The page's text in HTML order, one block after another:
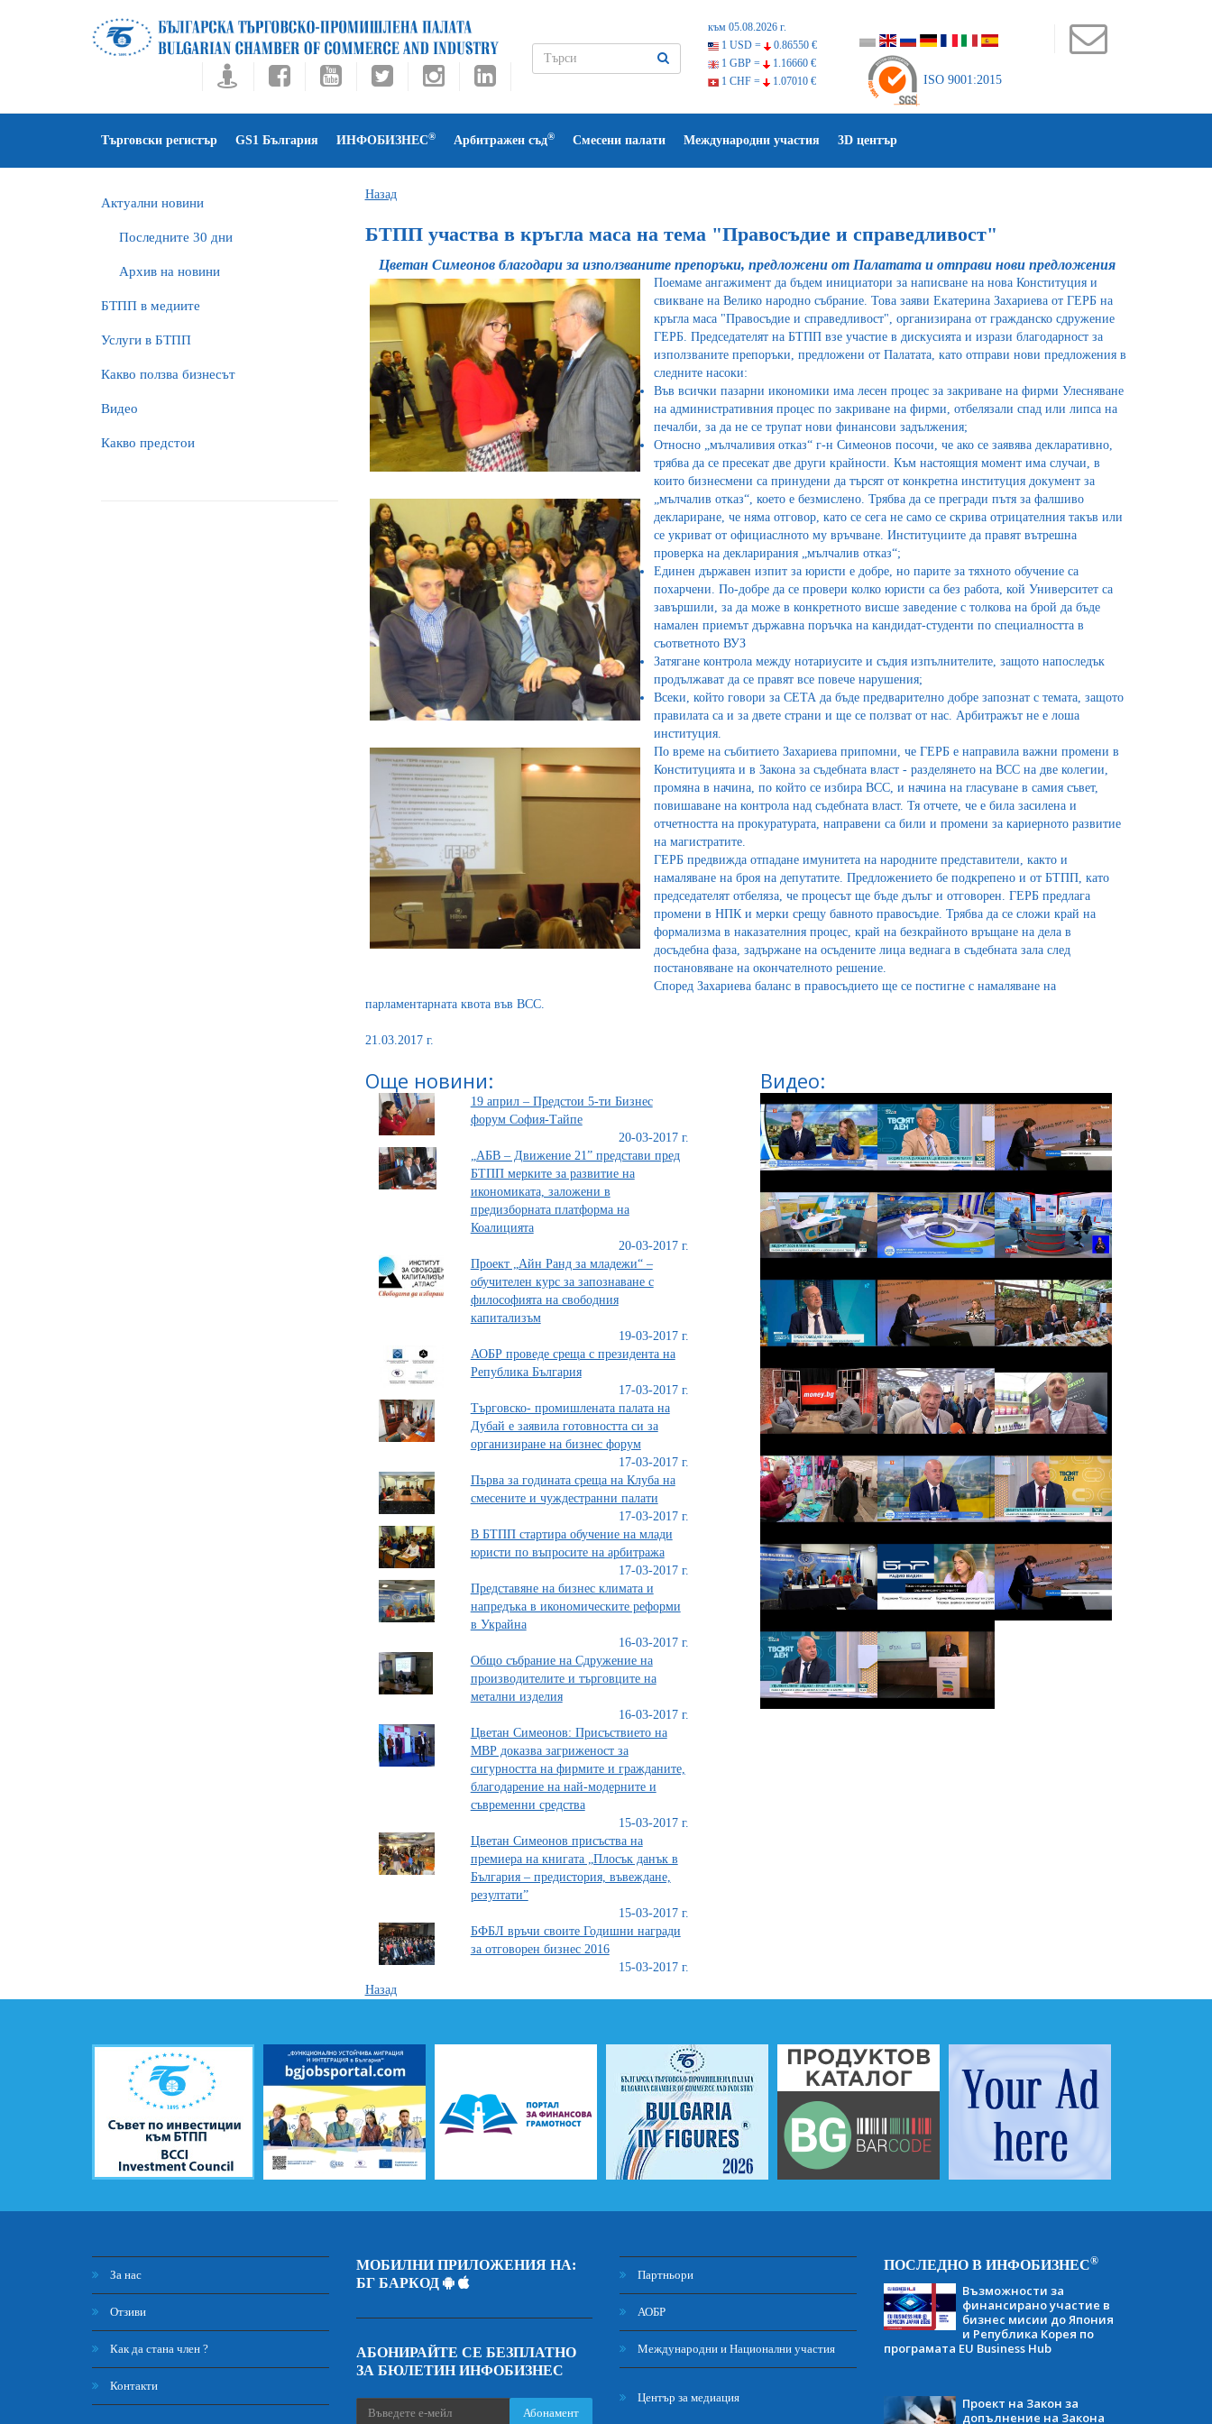
към 05.08.2026 г.
1 USD =
0.86550 €
1 GBP =
1.16660 €
1 CHF =
1.07010 € ISO 9001:2015
Търговски регистър GS1 България ИНФОБИЗНЕС® Арбитражен съд® Смесени палати Международни участия 3D център
Актуални новини
Последните 30 дни
Архив на новини
БTПП в медиите
Услуги в БТПП
Какво ползва бизнесът
Видео
Какво предстои
Назад
БТПП участва в кръгла маса на тема "Правосъдие и справедливост"
Цветан Симеонов благодари за използваните препоръки, предложени от Палатата и отправи нови предложения
Поемаме ангажимент да бъдем инициатори за написване на нова Конституция и
свикване на Велико народно събрание. Това заяви Екатерина Захариева от ГЕРБ на
кръгла маса "Правосъдие и справедливост", организирана от гражданско сдружение
ГЕРБ. Председателят на БТПП взе участие в дискусията и изрази благодарност за
използваните препоръки, предложени от Палатата, като отправи нови предложения в
следните насоки:
Във всички пазарни икономики има лесен процес за закриване на фирми Улесняване
на административния процес по закриване на фирми, отбелязали спад или липса на
печалби, за да не се трупат нови финансови задължения;
Относно „мълчаливия отказ“ г-н Симеонов посочи, че ако се заявява декларативно,
трябва да се пресекат две други крайности. Към настоящия момент има случаи, в
които бизнесмени са принудени да търсят от конкретна институция документ за
„мълчалив отказ“, което е безмислено. Трябва да се прегради пътя за фалшиво
деклариране, че няма отговор, като се сега не само се скрива отрицателния такъв или
се укриват от официаслното му връчване. Институциите да правят вътрешна
проверка на декларирания „мълчалив отказ“;
Единен държавен изпит за юристи e добре, но парите за тяхното обучение са
похарчени. По-добре да се провери колко юристи са без работа, кой Университет са
завършили, за да може в конкретното висше заведение с толкова на брой да бъде
намален приемът държавна поръчка на кандидат-студенти по специалността в
съответното ВУЗ
Затягане контрола между нотариусите и съдия изпълнителите, защото напоследък
продължават да се правят все повече нарушения;
Всеки, който говори за СЕТА да бъде предварително добре запознат с темата, защото
правилата са и за двете страни и ще се ползват от нас. Арбитражът не е лоша
институция.
По време на събитието Захариева припомни, че ГЕРБ е направила важни промени в
Конституцията и в Закона за съдебната власт - разделянето на ВСС на две колегии,
промяна в начина, по който се избира ВСС, и начина на гласуване в самия съвет,
повишаване на контрола над съдебната власт. Тя отчете, че е била засилена и
отчетността на прокуратурата, направени са били и промени за кариерното развитие
на магистратите.
ГЕРБ предвижда отпадане имунитета на народните представители, както и
намаляване на броя на депутатите. Предложението бе подкрепено и от БТПП, като
председателят отбеляза, че процесът ще бъде дълъг и отговорен. ГЕРБ предлага
промени в НПК и мерки срещу бавното правосъдие. Трябва да се сложи край на
формализма в наказателния процес, край на безкрайното връщане на дела в
досъдебна фаза, задържане на осъдените лица веднага в съдебната зала след
постановяване на окончателното решение.
Според Захариева баланс в правосъдието ще се постигне с намаляване на
парламентарната квота във ВСС.
21.03.2017 г.
Още новини:
19 април – Предстои 5-ти Бизнес
форум София-Тайпе
20-03-2017 г.
„АБВ – Движение 21” представи пред
БТПП мерките за развитие на
икономиката, заложени в
предизборната платформа на
Коалицията
20-03-2017 г.
Проект „Айн Ранд за младежи“ –
обучителен курс за запознаване с
философията на свободния
капитализъм
19-03-2017 г.
АОБР проведе среща с президента на
Република България
17-03-2017 г.
Търговско- промишлената палата на
Дубай е заявила готовността си за
организиране на бизнес форум
17-03-2017 г.
Първа за годината среща на Клуба на
смесените и чуждестранни палати
17-03-2017 г.
В БТПП стартира обучение на млади
юристи по въпросите на арбитража
17-03-2017 г.
Представяне на бизнес климата и
напредъка в икономическите реформи
в Украйна
16-03-2017 г.
Общо събрание на Сдружение на
производителите и търговците на
метални изделия
16-03-2017 г.
Цветан Симеонов: Присъствието на
МВР доказва загриженост за
сигурността на фирмите и гражданите,
благодарение на най-модерните и
съвременни средства
15-03-2017 г.
Цветан Симеонов присъства на
премиера на книгата „Плосък данък в
България – предистория, въвеждане,
резултати”
15-03-2017 г.
БФБЛ връчи своите Годишни награди
за отговорен бизнес 2016
15-03-2017 г.
Видео:
Назад
За нас
Отзиви
Как да стана член ?
Контакти
МОБИЛНИ ПРИЛОЖЕНИЯ НА:
БГ БАРКОД
АБОНИРАЙТЕ СЕ БЕЗПЛАТНО
ЗА БЮЛЕТИН ИНФОБИЗНЕС
Абонамент
Партньори
АОБР
Международни и Национални участия
Център за медиация
ПОСЛЕДНО В ИНФОБИЗНЕС®
Възможности за
финансирано участие в
бизнес мисии до Япония
и Република Корея по
програмата EU Business Hub
Проект на Закон за
допълнение на Закона